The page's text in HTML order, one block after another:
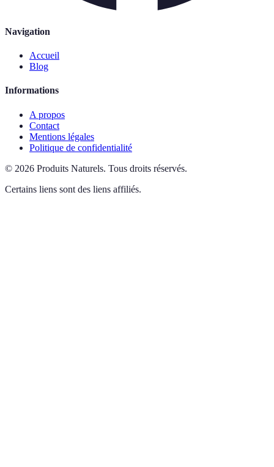
Navigation
Accueil
Blog
Informations
A propos
Contact
Mentions légales
Politique de confidentialité
© 2026 Produits Naturels. Tous droits réservés.
Certains liens sont des liens affiliés.